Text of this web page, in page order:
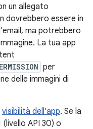
un allegato
dovrebbero essere in
ma potrebbero
La tua app
per
delle immagini di
visibilità dell'app. Se la
API 30) o